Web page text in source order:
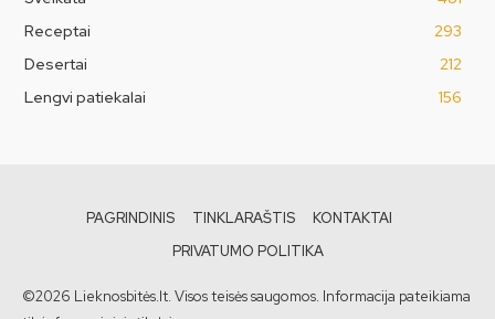
Receptai
293
Desertai
212
Lengvi patiekalai
156
PAGRINDINIS TINKLARAŠTIS
KONTAKTAI
PRIVATUMO POLITIKA
©2026 Lieknosbitės.lt. Visos teisės saugomos. Informacija pateikiama